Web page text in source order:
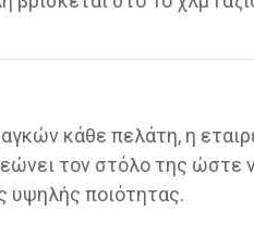
κάθε πελάτη, η
τον στόλο της
υψηλής ποιότητας.